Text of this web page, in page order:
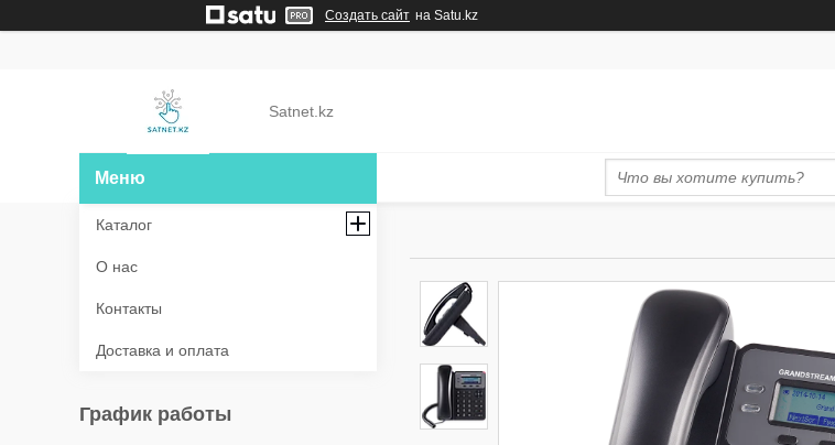
Создать сайт на Satu.kz
Satnet.kz
Каталог
О нас
Контакты
Доставка и оплата
График работы